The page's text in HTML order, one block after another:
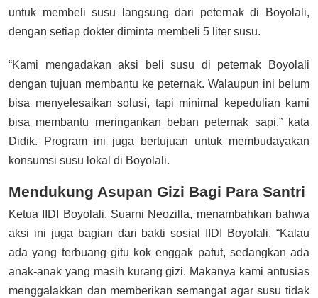
untuk membeli susu langsung dari peternak di Boyolali,
dengan setiap dokter diminta membeli 5 liter susu.
“Kami mengadakan aksi beli susu di peternak Boyolali
dengan tujuan membantu ke peternak. Walaupun ini belum
bisa menyelesaikan solusi, tapi minimal kepedulian kami
bisa membantu meringankan beban peternak sapi,” kata
Didik. Program ini juga bertujuan untuk membudayakan
konsumsi susu lokal di Boyolali.
Mendukung Asupan Gizi Bagi Para Santri
Ketua IIDI Boyolali, Suarni Neozilla, menambahkan bahwa
aksi ini juga bagian dari bakti sosial IIDI Boyolali. “Kalau
ada yang terbuang gitu kok enggak patut, sedangkan ada
anak-anak yang masih kurang gizi. Makanya kami antusias
menggalakkan dan memberikan semangat agar susu tidak